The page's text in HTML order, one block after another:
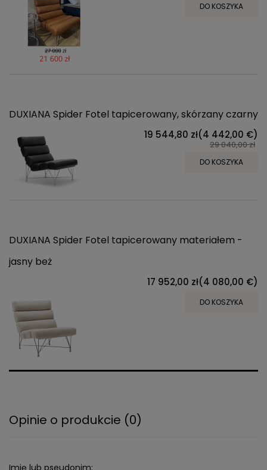
DO KOSZYKA
DUXIANA Spider Fotel tapicerowany, skórzany czarny
19 544,80 zł
29 040,00 zł
(4 442,00 €)
DO KOSZYKA
DUXIANA Spider Fotel tapicerowany materiałem -
jasny beż
17 952,00 zł(4 080,00 €)
DO KOSZYKA
Opinie o produkcie (0)
Imię lub pseudonim: